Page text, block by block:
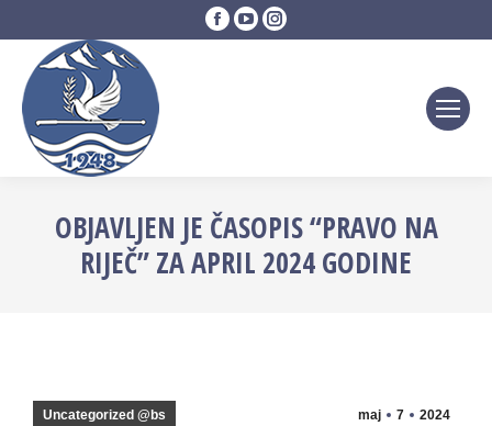
Facebook
page
YouTube
page
Instagram
page
OBJAVLJEN JE ČASOPIS “PRAVO NA
RIJEČ” ZA APRIL 2024 GODINE
maj 7 2024
Uncategorized @bs